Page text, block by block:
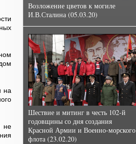
на
не
Возложение цветов к могиле
И.В.Сталина (05.03.20)
Шествие и митинг в честь 102-й
годовщины со дня создания
Красной Армии и Военно-морского
флота (23.02.20)